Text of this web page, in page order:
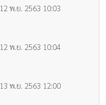
12 พ.ย. 2563 10:03
12 พ.ย. 2563 10:04
13 พ.ย. 2563 12:00